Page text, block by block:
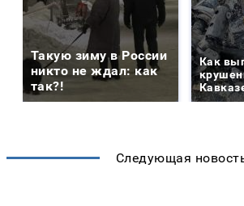
Такую зиму в России
никто не ждал: как
так?!
Как
Следующая